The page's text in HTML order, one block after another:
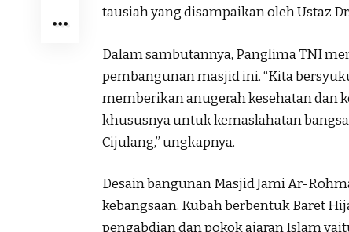
tausiah yang disampaikan oleh Ustaz
Dalam sambutannya, Panglima TNI
pembangunan masjid ini. “Kita
memberikan anugerah kesehatan dan
khususnya untuk kemaslahatan
Cijulang,” ungkapnya.
Desain bangunan Masjid Jami Ar-
kebangsaan. Kubah berbentuk Baret
pengabdian dan pokok ajaran Islam